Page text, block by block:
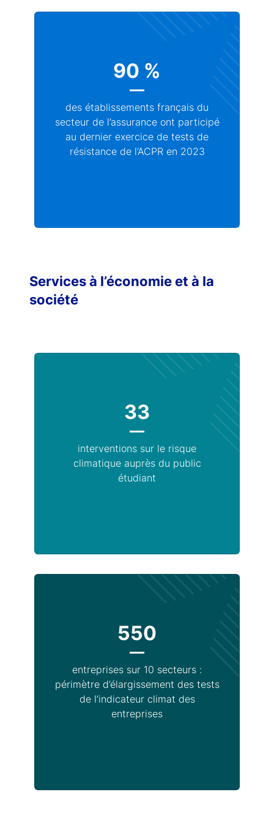
90 %
des établissements français du
secteur de l’assurance ont participé
au dernier exercice de tests de
résistance de l’ACPR en 2023
Services à l’économie et à la
société
33
interventions sur le risque
climatique auprès du public
étudiant
550
entreprises sur 10 secteurs :
périmètre d’élargissement des tests
de l’indicateur climat des
entreprises